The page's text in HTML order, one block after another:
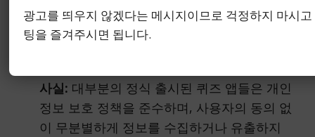
습니다.
오해 2 개인 정보 유출 위험이 크다
사실: 대부분의 정식 출시된 퀴즈 앱들은 개인
정보 보호 정책을 준수하며, 사용자의 동의 없
이 무분별하게 정보를 수집하거나 유출하지
광고를 띄우지 않겠다는 메시지이므로 걱정하지 마시
팅을 즐겨주시면 됩니다.